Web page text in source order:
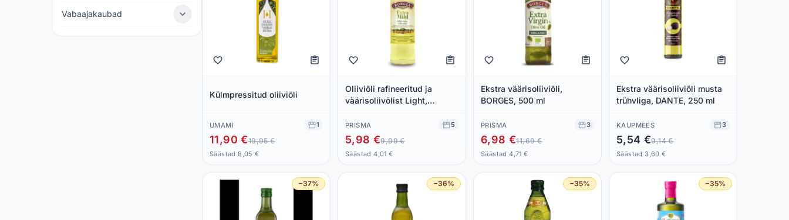
Vabaajakaubad
Külmpressitud oliiviõli
UMAMI 1
11,90 €19,95 €
Säästad 8,05 €
Oliiviõli rafineeritud ja
väärisoliivõlist Light,
PRISMA 5
5,98 €9,99 €
Säästad 4,01 €
Ekstra väärisoliiviõli,
BORGES, 500 ml
PRISMA 3
6,98 €11,69 €
Säästad 4,71 €
Ekstra väärisoliiviõli musta
trühvliga, DANTE, 250 ml
KAUPMEES 3
5,54 €9,14 €
Säästad 3,60 €
−37% −36% −35% −35%